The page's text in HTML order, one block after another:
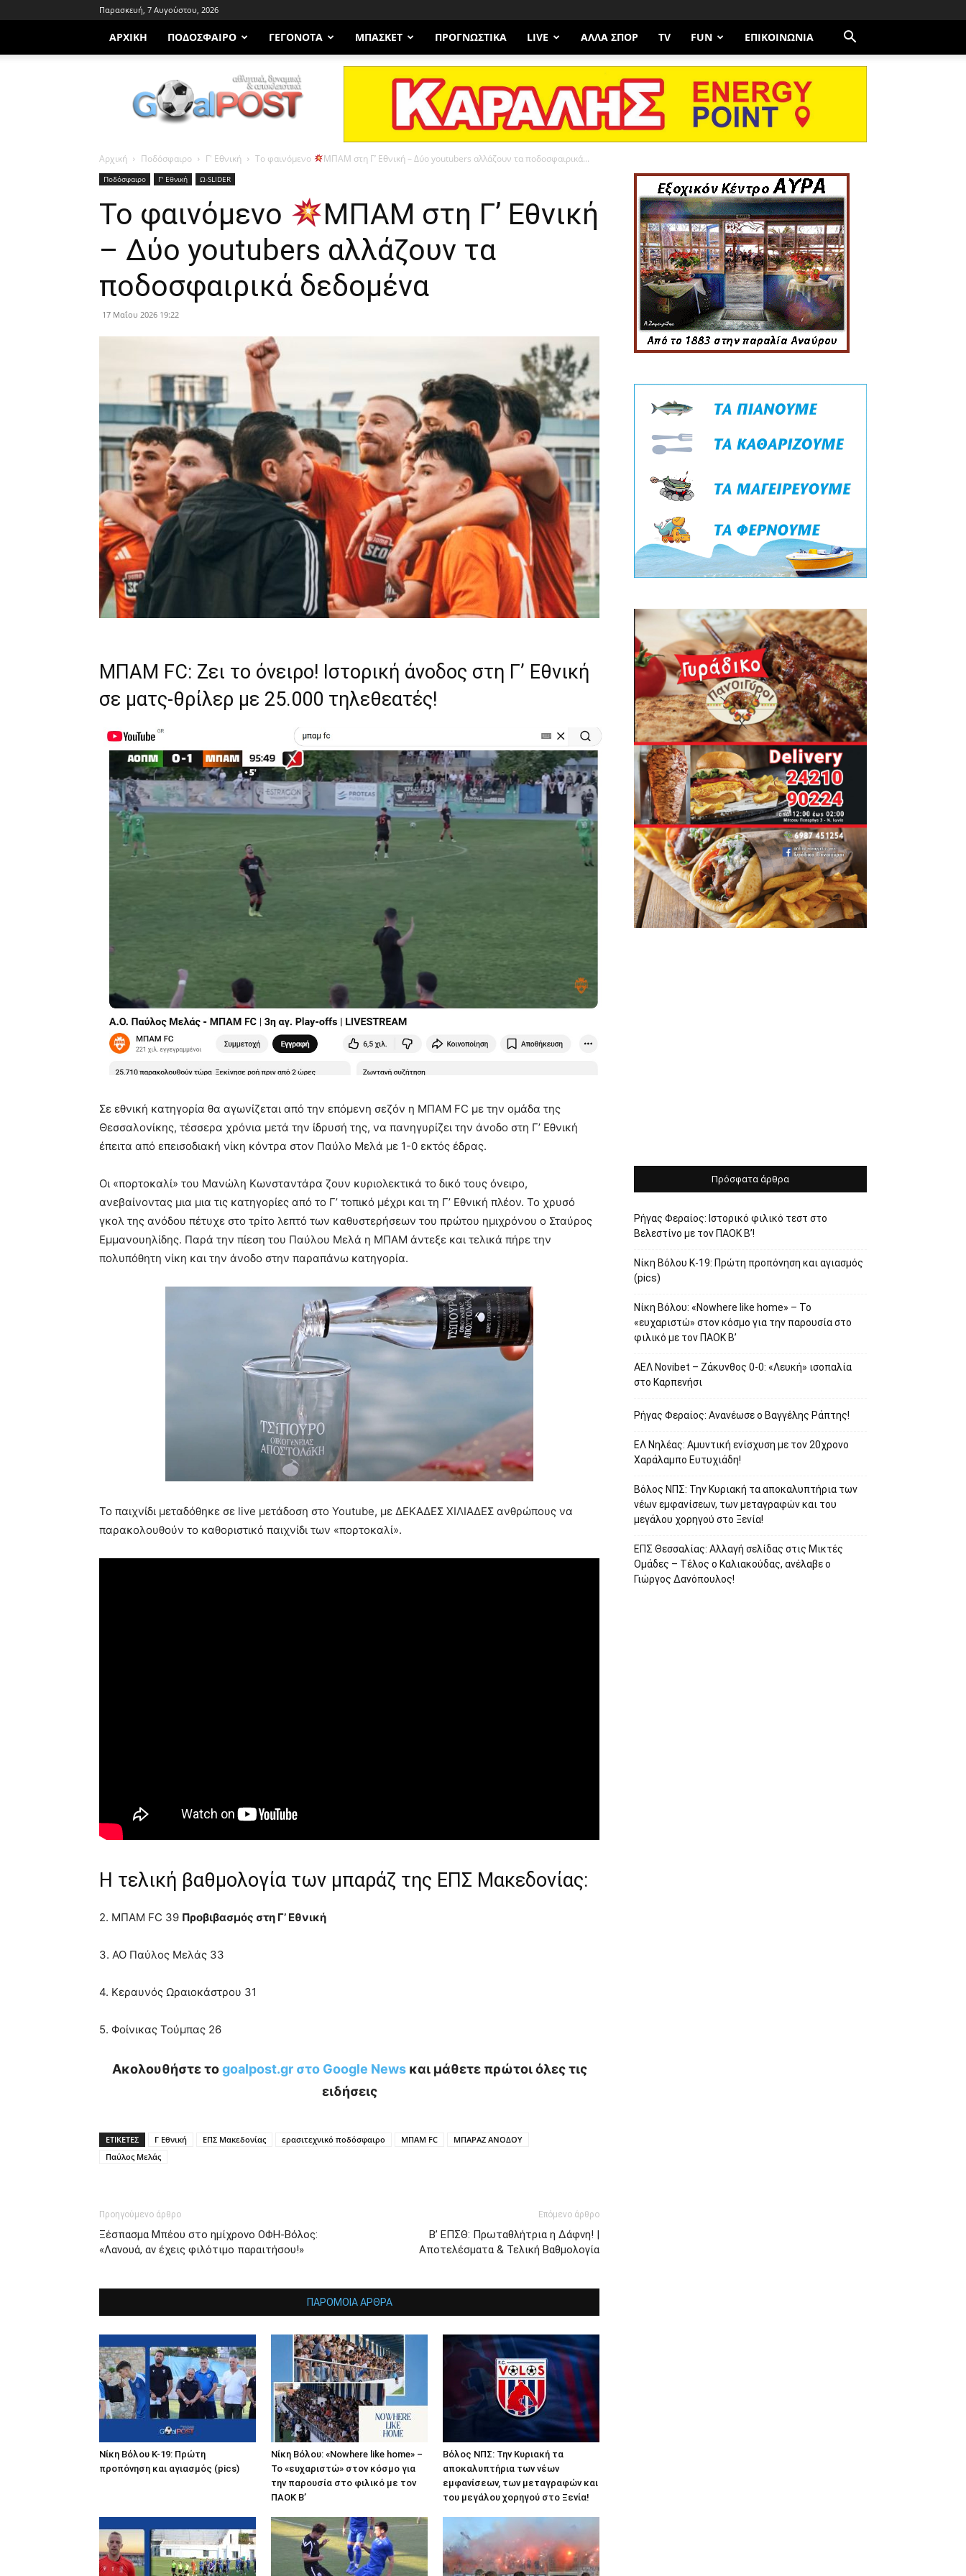
Παρασκευή, 7 Αυγούστου, 2026
ΑΡΧΙΚΗ ΠΟΔΌΣΦΑΙΡΟ ΓΕΓΟΝΌΤΑ ΜΠΆΣΚΕΤ ΠΡΟΓΝΩΣΤΙΚΑ LIVE ΆΛΛΑ ΣΠΟΡ TV FUN ΕΠΙΚΟΙΝΩΝΊΑ
Goalpost.gr
Αρχική Ποδόσφαιρο Γ' Εθνική Το φαινόμενο ΜΠΑΜ στη Γ’ Εθνική – Δύο youtubers αλλάζουν τα ποδοσφαιρικά...
Ποδόσφαιρο Γ' Εθνική Ω-SLIDER
Το φαινόμενο
ΜΠΑΜ στη Γ’ Εθνική
– Δύο youtubers αλλάζουν τα
ποδοσφαιρικά δεδομένα
17 Μαΐου 2026 19:22
ΜΠΑΜ FC: Ζει το όνειρο! Ιστορική άνοδος στη Γ’ Εθνική
σε ματς-θρίλερ με 25.000 τηλεθεατές!
Σε εθνική κατηγορία θα αγωνίζεται από την επόμενη σεζόν η ΜΠΑΜ FC με την ομάδα της
Θεσσαλονίκης, τέσσερα χρόνια μετά την ίδρυσή της, να πανηγυρίζει την άνοδο στη Γ’ Εθνική
έπειτα από επεισοδιακή νίκη κόντρα στον Παύλο Μελά με 1-0 εκτός έδρας.
Οι «πορτοκαλί» του Μανώλη Κωνσταντάρα ζουν κυριολεκτικά το δικό τους όνειρο,
ανεβαίνοντας μια μια τις κατηγορίες από το Γ’ τοπικό μέχρι και τη Γ’ Εθνική πλέον. Το χρυσό
γκολ της ανόδου πέτυχε στο τρίτο λεπτό των καθυστερήσεων του πρώτου ημιχρόνου ο Σταύρος
Εμμανουηλίδης. Παρά την πίεση του Παύλου Μελά η ΜΠΑΜ άντεξε και τελικά πήρε την
πολυπόθητη νίκη και την άνοδο στην παραπάνω κατηγορία.
Το παιχνίδι μεταδόθηκε σε live μετάδοση στο Youtube, με ΔΕΚΑΔΕΣ ΧΙΛΙΑΔΕΣ ανθρώπους να
παρακολουθούν το καθοριστικό παιχνίδι των «πορτοκαλί».
Η τελική βαθμολογία των μπαράζ της ΕΠΣ Μακεδονίας:
2. ΜΠΑΜ FC 39 Προβιβασμός στη Γ’ Εθνική
3. ΑΟ Παύλος Μελάς 33
4. Κεραυνός Ωραιοκάστρου 31
5. Φοίνικας Τούμπας 26
Ακολουθήστε τοgoalpost.gr στο Google Newsκαι μάθετε πρώτοι όλες τις
ειδήσεις
ΕΤΙΚΕΤΕΣ Γ Εθνική ΕΠΣ Μακεδονίας ερασιτεχνικό ποδόσφαιρο ΜΠΑΜ FC
ΜΠΑΡΑΖ ΑΝΟΔΟΥ
Παύλος Μελάς
Προηγούμενο άρθρο
Ξέσπασμα Μπέου στο ημίχρονο ΟΦΗ-Βόλος:
«Λανουά, αν έχεις φιλότιμο παραιτήσου!»
Επόμενο άρθρο
Β’ ΕΠΣΘ: Πρωταθλήτρια η Δάφνη! |
Αποτελέσματα & Τελική Βαθμολογία
ΠΑΡΟΜΟΙΑ ΑΡΘΡΑ
Νίκη Βόλου Κ-19: Πρώτη
προπόνηση και αγιασμός (pics)
Νίκη Βόλου: «Nowhere like home» –
Το «ευχαριστώ» στον κόσμο για
την παρουσία στο φιλικό με τον
ΠΑΟΚ Β’
Βόλος ΝΠΣ: Την Κυριακή τα
αποκαλυπτήρια των νέων
εμφανίσεων, των μεταγραφών και
του μεγάλου χορηγού στο Ξενία!
Πρόσφατα άρθρα
Ρήγας Φεραίος: Ιστορικό φιλικό τεστ στο
Βελεστίνο με τον ΠΑΟΚ Β’!
Νίκη Βόλου Κ-19: Πρώτη προπόνηση και αγιασμός
(pics)
Νίκη Βόλου: «Nowhere like home» – Το
«ευχαριστώ» στον κόσμο για την παρουσία στο
φιλικό με τον ΠΑΟΚ Β’
ΑΕΛ Novibet – Ζάκυνθος 0-0: «Λευκή» ισοπαλία
στο Καρπενήσι
Ρήγας Φεραίος: Ανανέωσε ο Βαγγέλης Ράπτης!
ΕΛ Νηλέας: Αμυντική ενίσχυση με τον 20χρονο
Χαράλαμπο Ευτυχιάδη!
Βόλος ΝΠΣ: Την Κυριακή τα αποκαλυπτήρια των
νέων εμφανίσεων, των μεταγραφών και του
μεγάλου χορηγού στο Ξενία!
ΕΠΣ Θεσσαλίας: Αλλαγή σελίδας στις Μικτές
Ομάδες – Τέλος ο Καλιακούδας, ανέλαβε ο
Γιώργος Δανόπουλος!